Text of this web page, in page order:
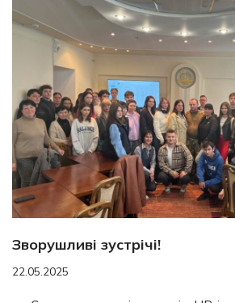
Зворушливі зустрічі!
22.05.2025